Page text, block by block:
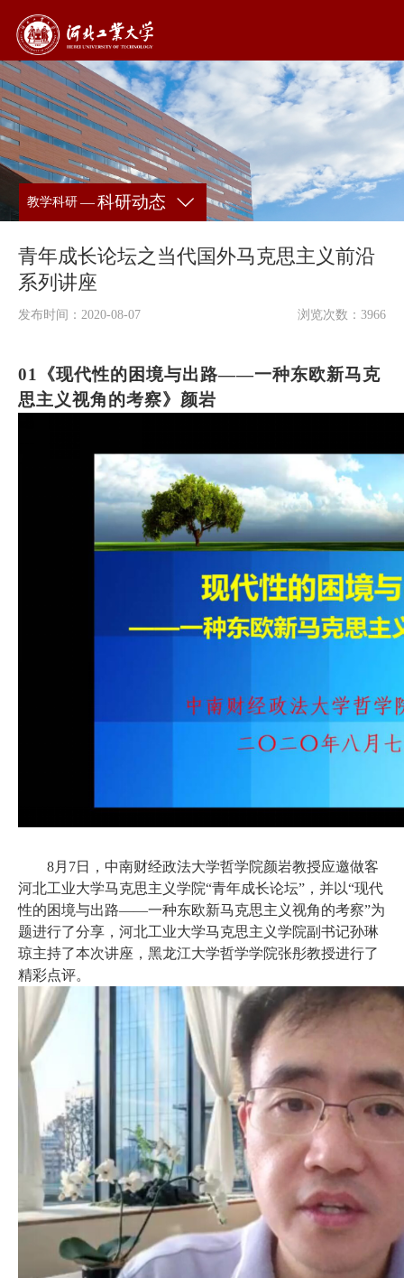
教学科研—科研动态
青年成长论坛之当代国外马克思主义前沿
系列讲座
发布时间：2020-08-07 浏览次数： 3966
01 《现代性的困境与出路——一种东欧新马克
思主义视角的考察》颜岩
8月7日，中南财经政法大学哲学院颜岩教授应邀做客
河北工业大学马克思主义学院“青年成长论坛”，并以“现代
性的困境与出路——一种东欧新马克思主义视角的考察”为
题进行了分享，河北工业大学马克思主义学院副书记孙琳
琼主持了本次讲座，黑龙江大学哲学学院张彤教授进行了
精彩点评。